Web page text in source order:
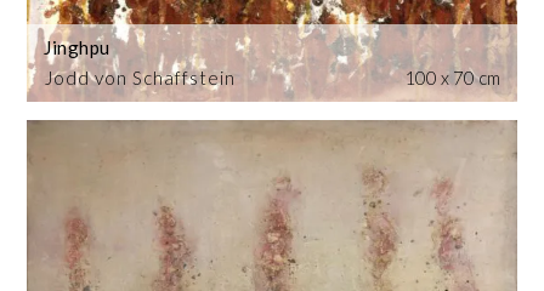
Jodd von Schaffstein
Jinghpu
100 x 70 cm